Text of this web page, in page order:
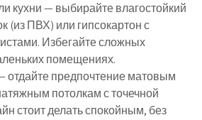
кухни— выбирайте влагостойкий
(из ПВХ) или гипсокартон с
Избегайте сложных
помещениях.
отдайте предпочтение матовым
потолкам с точечной
стоит делать спокойным, без